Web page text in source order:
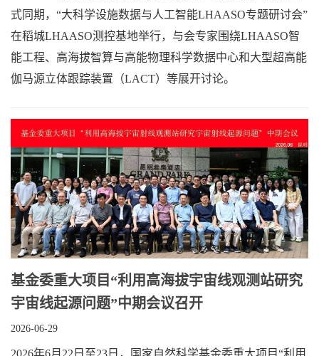
式同期，“大科学设施数据与人工智能LHAASO专题研讨会”
在稻城LHAASO测控基地举行，与会专家围绕LHAASO智
能工程、高海拔智算与高能物理科学数据中心和大型超高能
伽马源立体跟踪装置（LACT）等展开讨论。
基金委重大项目“利用高海拔宇宙线观测站研究
宇宙线起源问题”中期会议召开
2026-06-29
2026年6月22日至23日，国家自然科学基金委重大项目“利用